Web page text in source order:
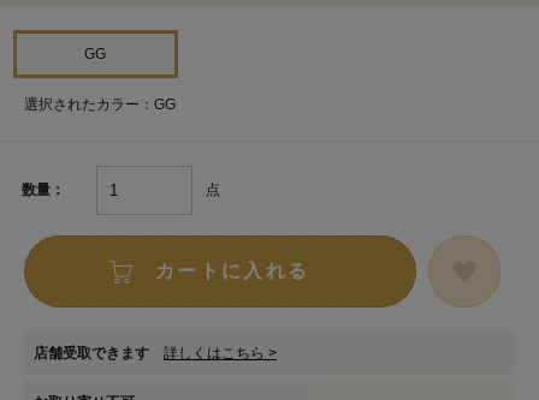
GG
選択されたカラー：GG
数量： 点
カートに入れる
店舗受取できます 詳しくはこちら >